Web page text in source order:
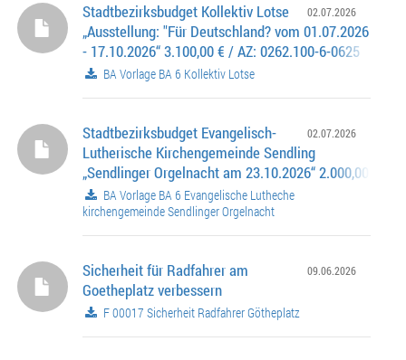
02.07.2026
Stadtbezirksbudget Kollektiv Lotse
„Ausstellung: "Für Deutschland? vom 01.07.2026
- 17.10.2026“ 3.100,00 € / AZ: 0262.100-6-0625
BA Vorlage BA 6 Kollektiv Lotse
02.07.2026
Stadtbezirksbudget Evangelisch-
Lutherische Kirchengemeinde Sendling
„Sendlinger Orgelnacht am 23.10.2026“ 2.000,00 € /
0262.100-6-0631
BA Vorlage BA 6 Evangelische Lutheche
kirchengemeinde Sendlinger Orgelnacht
09.06.2026
Sicherheit für Radfahrer am
Goetheplatz verbessern
F 00017 Sicherheit Radfahrer Götheplatz